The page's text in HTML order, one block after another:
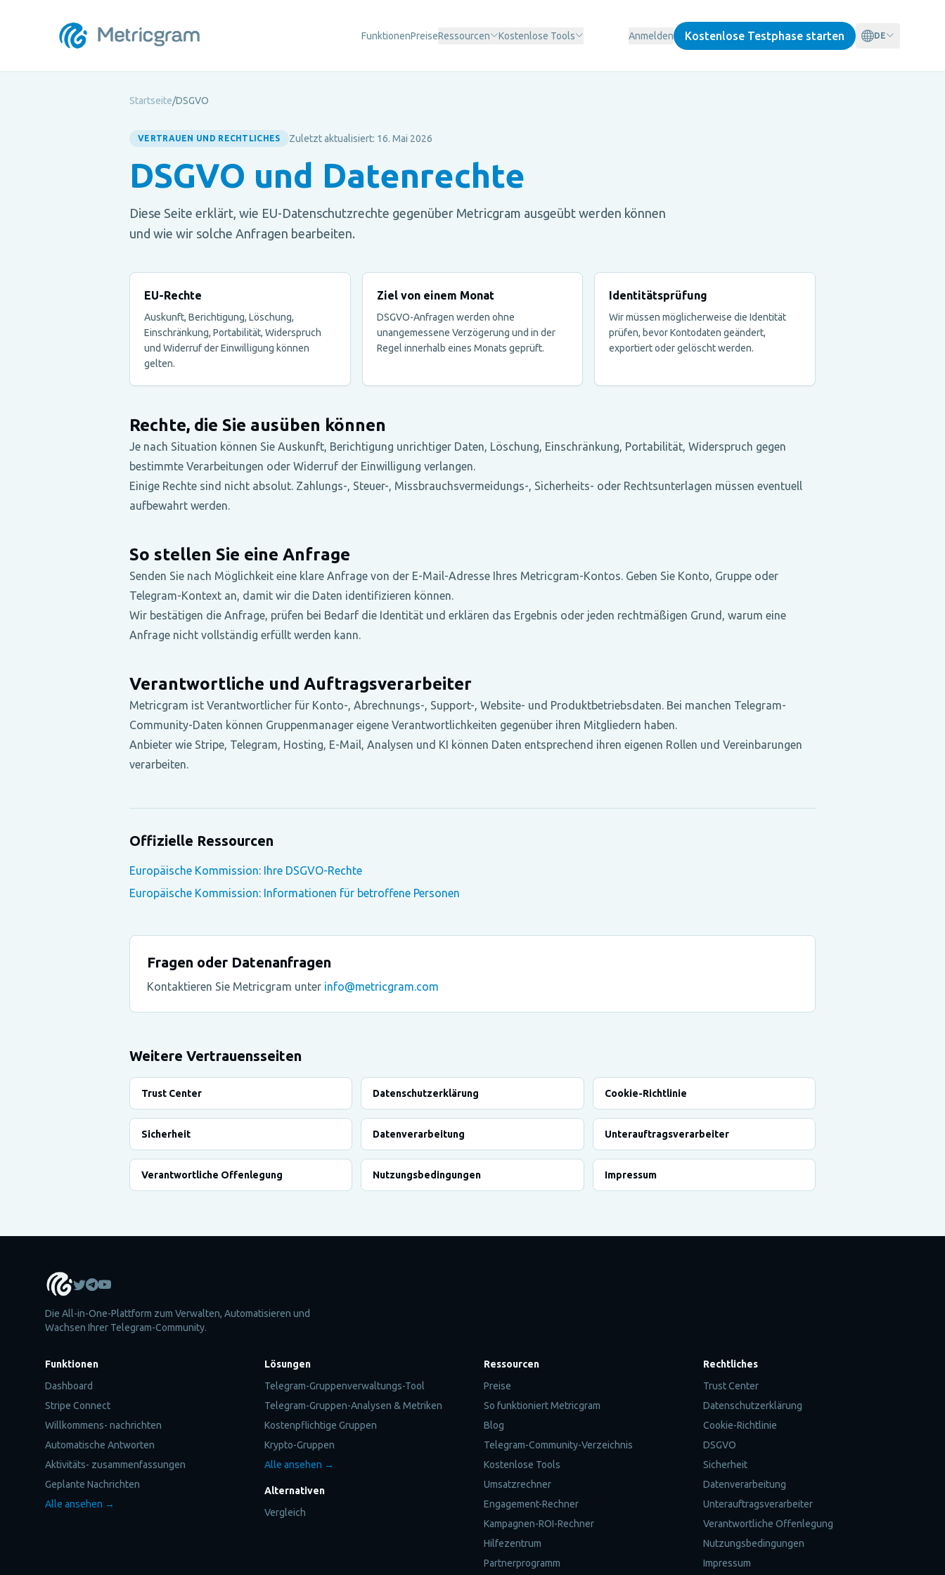
FunktionenPreiseRessourcen Kostenlose Tools Anmelden Kostenlose Testphase starten DE
Startseite/DSGVO
VERTRAUEN UND RECHTLICHES Zuletzt aktualisiert: 16. Mai 2026
DSGVO und Datenrechte
Diese Seite erklärt, wie EU-Datenschutzrechte gegenüber Metricgram ausgeübt werden können
und wie wir solche Anfragen bearbeiten.
EU-Rechte
Auskunft, Berichtigung, Löschung,
Einschränkung, Portabilität, Widerspruch
und Widerruf der Einwilligung können
gelten.
Ziel von einem Monat
DSGVO-Anfragen werden ohne
unangemessene Verzögerung und in der
Regel innerhalb eines Monats geprüft.
Identitätsprüfung
Wir müssen möglicherweise die Identität
prüfen, bevor Kontodaten geändert,
exportiert oder gelöscht werden.
Rechte, die Sie ausüben können
Je nach Situation können Sie Auskunft, Berichtigung unrichtiger Daten, Löschung, Einschränkung, Portabilität, Widerspruch gegen
bestimmte Verarbeitungen oder Widerruf der Einwilligung verlangen.
Einige Rechte sind nicht absolut. Zahlungs-, Steuer-, Missbrauchsvermeidungs-, Sicherheits- oder Rechtsunterlagen müssen eventuell
aufbewahrt werden.
So stellen Sie eine Anfrage
Senden Sie nach Möglichkeit eine klare Anfrage von der E-Mail-Adresse Ihres Metricgram-Kontos. Geben Sie Konto, Gruppe oder
Telegram-Kontext an, damit wir die Daten identifizieren können.
Wir bestätigen die Anfrage, prüfen bei Bedarf die Identität und erklären das Ergebnis oder jeden rechtmäßigen Grund, warum eine
Anfrage nicht vollständig erfüllt werden kann.
Verantwortliche und Auftragsverarbeiter
Metricgram ist Verantwortlicher für Konto-, Abrechnungs-, Support-, Website- und Produktbetriebsdaten. Bei manchen Telegram-
Community-Daten können Gruppenmanager eigene Verantwortlichkeiten gegenüber ihren Mitgliedern haben.
Anbieter wie Stripe, Telegram, Hosting, E-Mail, Analysen und KI können Daten entsprechend ihren eigenen Rollen und Vereinbarungen
verarbeiten.
Offizielle Ressourcen
Europäische Kommission: Ihre DSGVO-Rechte
Europäische Kommission: Informationen für betroffene Personen
Fragen oder Datenanfragen
Kontaktieren Sie Metricgram unter info@metricgram.com
Weitere Vertrauensseiten
Trust Center Datenschutzerklärung Cookie-Richtlinie
Sicherheit Datenverarbeitung Unterauftragsverarbeiter
Verantwortliche Offenlegung Nutzungsbedingungen Impressum
Die All-in-One-Plattform zum Verwalten, Automatisieren und
Wachsen Ihrer Telegram-Community.
Funktionen
Dashboard
Stripe Connect
Willkommens- nachrichten
Automatische Antworten
Aktivitäts- zusammenfassungen
Geplante Nachrichten
Alle ansehen →
Lösungen
Telegram-Gruppenverwaltungs-Tool
Telegram-Gruppen-Analysen & Metriken
Kostenpflichtige Gruppen
Krypto-Gruppen
Alle ansehen →
Alternativen
Vergleich
Ressourcen
Preise
So funktioniert Metricgram
Blog
Telegram-Community-Verzeichnis
Kostenlose Tools
Umsatzrechner
Engagement-Rechner
Kampagnen-ROI-Rechner
Hilfezentrum
Partnerprogramm
Rechtliches
Trust Center
Datenschutzerklärung
Cookie-Richtlinie
DSGVO
Sicherheit
Datenverarbeitung
Unterauftragsverarbeiter
Verantwortliche Offenlegung
Nutzungsbedingungen
Impressum